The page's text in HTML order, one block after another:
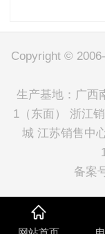
Copyright ©
生产基地：广西
1（东面） 浙江
城 江苏销售中
备案